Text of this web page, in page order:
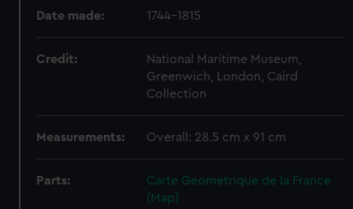
Date made: 1744-1815
Credit:
National Maritime Museum,
Greenwich, London, Caird
Collection
Measurements: Overall: 28.5 cm x 91 cm
Parts:
Carte Geometrique de la France
(Map)